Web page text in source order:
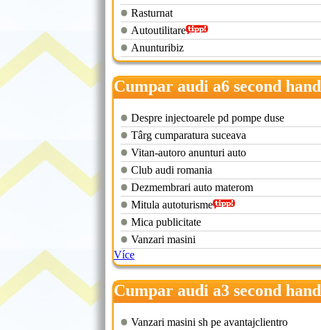
Rasturnat
Autoutilitare
Anunturibiz
Cumpar audi a6 second hand
Despre injectoarele pd pompe duse
Târg cumparatura suceava
Vitan-autoro anunturi auto
Club audi romania
Dezmembrari auto materom
Mitula autoturisme
Mica publicitate
Vanzari masini
Více
Cumpar audi a3 second hand
Vanzari masini sh pe avantajclientro